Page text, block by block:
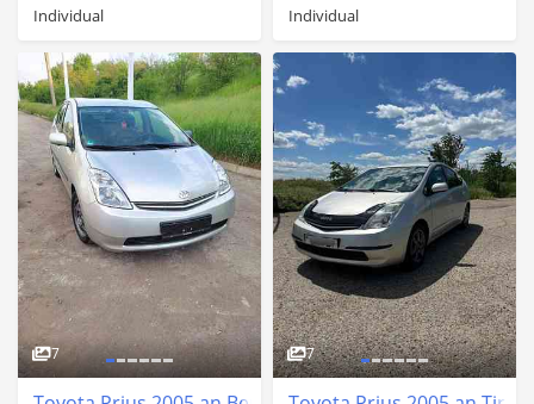
Individual Individual
7 7